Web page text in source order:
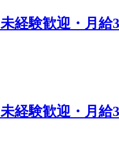
経験歓迎・月
経験歓迎・月